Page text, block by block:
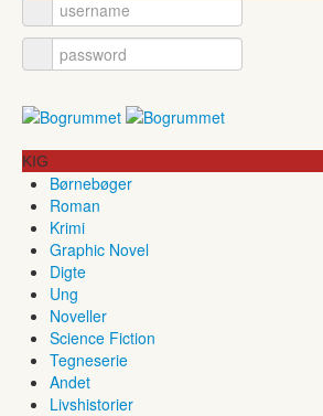
KIG
Børnebøger
Roman
Krimi
Graphic Novel
Digte
Ung
Noveller
Science Fiction
Tegneserie
Andet
Livshistorier